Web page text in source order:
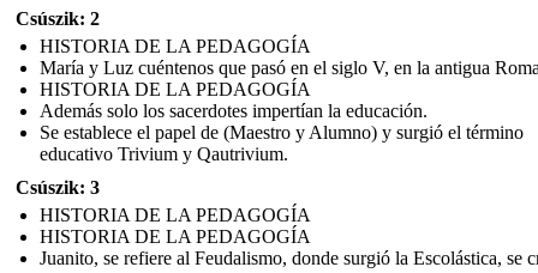
Csúszik: 2
HISTORIA DE LA PEDAGOGÍA
María y Luz cuéntenos que pasó en el siglo V, en la antigua
HISTORIA DE LA PEDAGOGÍA
Además solo los sacerdotes impertían la educación.
Se establece el papel de (Maestro y Alumno) y surgió el término
educativo Trivium y Qautrivium.
Csúszik: 3
HISTORIA DE LA PEDAGOGÍA
HISTORIA DE LA PEDAGOGÍA
Juanito, se refiere al Feudalismo, donde surgió la Escolástica, se